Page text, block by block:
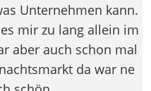
Unternehmen kann.
mir zu lang allein im
aber auch schon mal
da war ne